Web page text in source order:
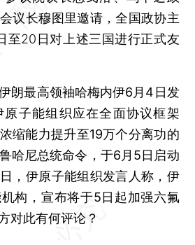
议长穆图里邀请，全国政协主
至20日对上述三国进行正式友
朗最高领袖哈梅内伊6月4日发
子能组织应在全面协议框架
缩能力提升至19万个分离功的
哈尼总统命令，于6月5日启动
，伊原子能组织发言人称，伊
构，宣布将于5日起加强六氟
对此有何评论？